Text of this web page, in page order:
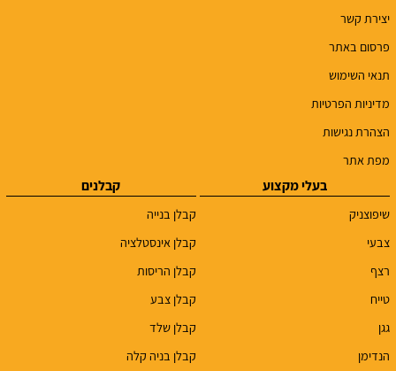
יצירת קשר
פרסום באתר
תנאי השימוש
מדיניות הפרטיות
הצהרת נגישות
מפת אתר
בעלי מקצוע
שיפוצניק
צבעי
רצף
טייח
גגן
הנדימן
קבלנים
קבלן בנייה
קבלן אינסטלציה
קבלן הריסות
קבלן צבע
קבלן שלד
קבלן בניה קלה